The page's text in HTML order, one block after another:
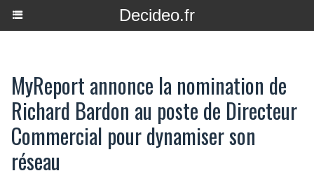
Decideo.fr
MyReport annonce la nomination de
Richard Bardon au poste de Directeur
Commercial pour dynamiser son
réseau